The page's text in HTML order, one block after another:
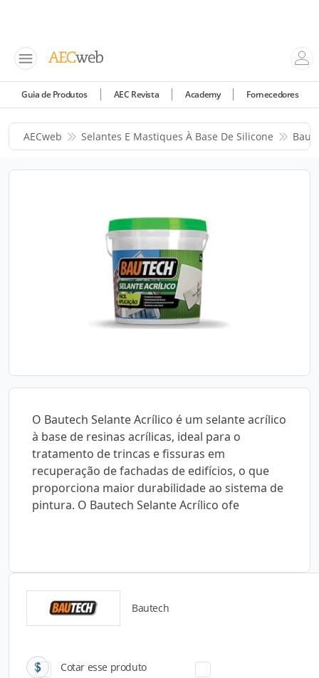
Guia de Produtos AEC Revista Academy Fornecedores
AECweb Selantes E Mastiques À Base De Silicone
O Bautech Selante Acrílico é um selante acrílico
à base de resinas acrílicas, ideal para o
tratamento de trincas e fissuras em
recuperação de fachadas de edifícios, o que
proporciona maior durabilidade ao sistema de
pintura. O Bautech Selante Acrílico ofe
Bautech
Cotar esse produto
Catálogos para Download